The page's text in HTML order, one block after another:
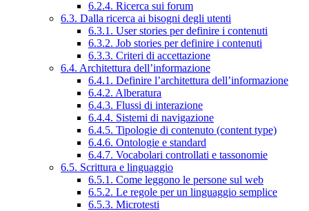
6.2.4. Ricerca sui forum
6.3. Dalla ricerca ai bisogni degli utenti
6.3.1. User stories per definire i contenuti
6.3.2. Job stories per definire i contenuti
6.3.3. Criteri di accettazione
6.4. Architettura dell’informazione
6.4.1. Definire l’architettura dell’informazione
6.4.2. Alberatura
6.4.3. Flussi di interazione
6.4.4. Sistemi di navigazione
6.4.5. Tipologie di contenuto (content type)
6.4.6. Ontologie e standard
6.4.7. Vocabolari controllati e tassonomie
6.5. Scrittura e linguaggio
6.5.1. Come leggono le persone sul web
6.5.2. Le regole per un linguaggio semplice
6.5.3. Microtesti